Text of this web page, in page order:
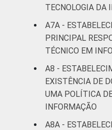
TECNOLOGIA DA
A7A -
PRINCIPAL
TÉCNICO EM
A8 -
EXISTÊNCIA DE
UMA POLÍTICA
INFORMAÇÃO
A8A -